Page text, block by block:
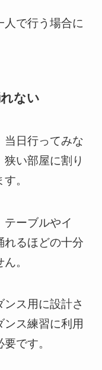
人で行う場合に
ない
当日行ってみな
い部屋に割り
。
テーブルやイ
れるほどの十分
。
ス用に設計さ
ス練習に利用
です。